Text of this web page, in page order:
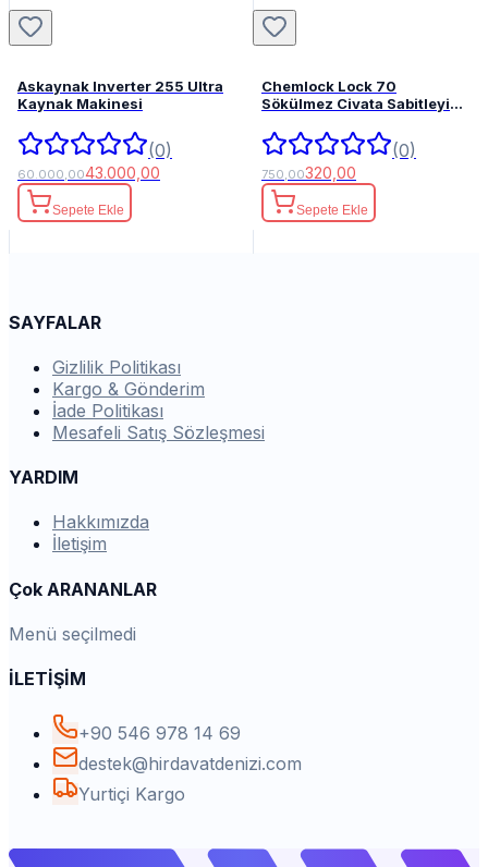
Askaynak Inverter 255 Ultra
Kaynak Makinesi
(0)
60.000,0043.000,00
Sepete Ekle
Chemlock Lock 70
Sökülmez Civata Sabitleyici
(0)
750,00320,00
Sepete Ekle
SAYFALAR
Gizlilik Politikası
Kargo & Gönderim
İade Politikası
Mesafeli Satış Sözleşmesi
YARDIM
Hakkımızda
İletişim
Çok ARANANLAR
Menü seçilmedi
İLETİŞİM
+90 546 978 14 69
destek@hirdavatdenizi.com
Yurtiçi Kargo